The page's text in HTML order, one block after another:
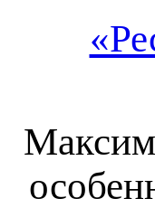
Максим